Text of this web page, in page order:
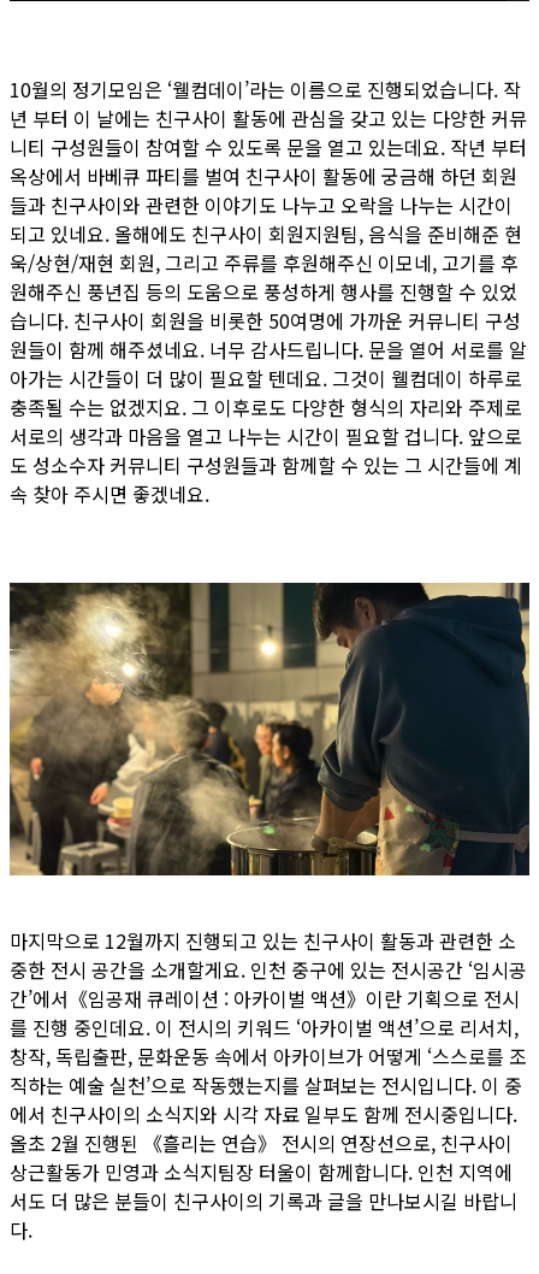
10월의 정기모임은 ‘웰컴데이’라는 이름으로 진행되었습니다. 작
년 부터 이 날에는 친구사이 활동에 관심을 갖고 있는 다양한 커뮤
니티 구성원들이 참여할 수 있도록 문을 열고 있는데요. 작년 부터
옥상에서 바베큐 파티를 벌여 친구사이 활동에 궁금해 하던 회원
들과 친구사이와 관련한 이야기도 나누고 오락을 나누는 시간이
되고 있네요. 올해에도 친구사이 회원지원팀, 음식을 준비해준 현
욱/상현/재현 회원, 그리고 주류를 후원해주신 이모네, 고기를 후
원해주신 풍년집 등의 도움으로 풍성하게 행사를 진행할 수 있었
습니다. 친구사이 회원을 비롯한 50여명에 가까운 커뮤니티 구성
원들이 함께 해주셨네요. 너무 감사드립니다. 문을 열어 서로를 알
아가는 시간들이 더 많이 필요할 텐데요. 그것이 웰컴데이 하루로
충족될 수는 없겠지요. 그 이후로도 다양한 형식의 자리와 주제로
서로의 생각과 마음을 열고 나누는 시간이 필요할 겁니다. 앞으로
도 성소수자 커뮤니티 구성원들과 함께할 수 있는 그 시간들에 계
속 찾아 주시면 좋겠네요.
마지막으로 12월까지 진행되고 있는 친구사이 활동과 관련한 소
중한 전시 공간을 소개할게요. 인천 중구에 있는 전시공간 ‘임시공
간’에서《임공재 큐레이션 : 아카이벌 액션》이란 기획으로 전시
를 진행 중인데요. 이 전시의 키워드 ‘아카이벌 액션’으로 리서치,
창작, 독립출판, 문화운동 속에서 아카이브가 어떻게 ‘스스로를 조
직하는 예술 실천’으로 작동했는지를 살펴보는 전시입니다. 이 중
에서 친구사이의 소식지와 시각 자료 일부도 함께 전시중입니다.
올초 2월 진행된 《흘리는 연습》 전시의 연장선으로, 친구사이
상근활동가 민영과 소식지팀장 터울이 함께합니다. 인천 지역에
서도 더 많은 분들이 친구사이의 기록과 글을 만나보시길 바랍니
다.